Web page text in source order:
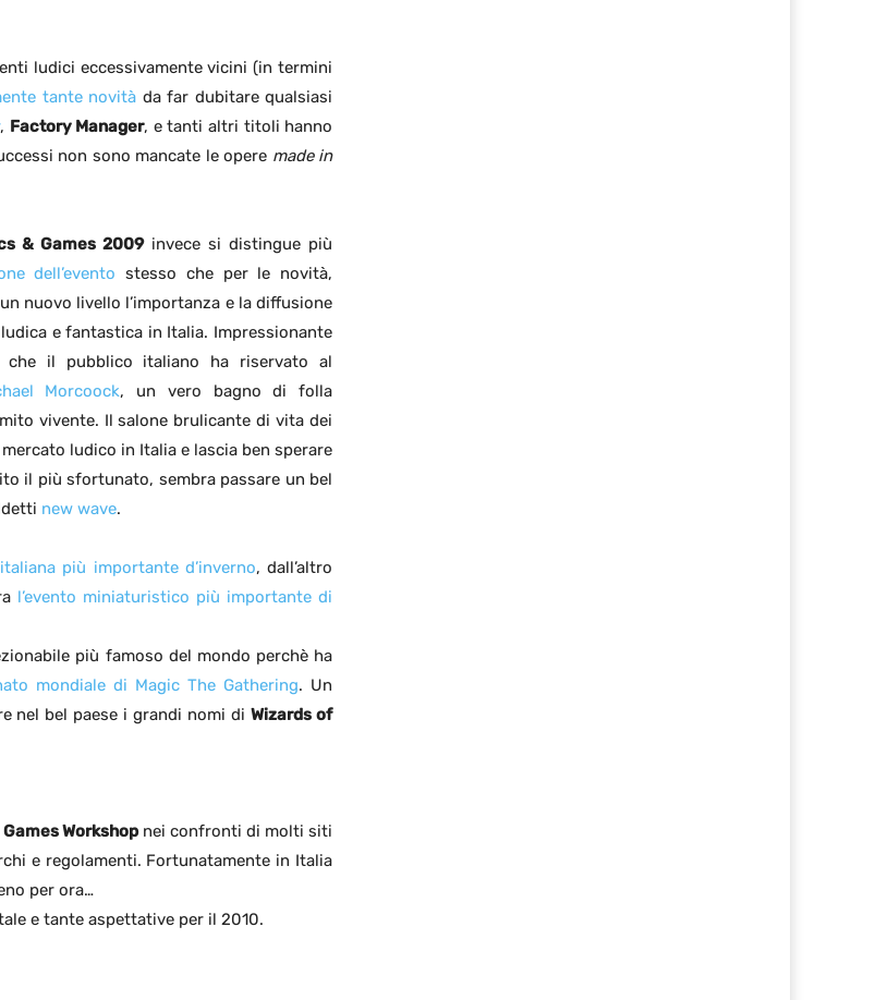
ludici eccessivamente vicini (in termini
tante novità da far dubitare qualsiasi
, Factory Manager, e tanti altri titoli hanno
non sono mancate le opere made in
& Games 2009invece si distingue più
dell’evento stesso che per le novità,
nuovo livello l’importanza e la diffusione
e fantastica in Italia. Impressionante
che il pubblico italiano ha riservato al
Morcoock, un vero bagno di folla
vivente. Il salone brulicante di vita dei
ludico in Italia e lascia ben sperare
il più sfortunato, sembra passare un bel
new wave.
più importante d’inverno, dall’altro
l’evento miniaturistico più importante di
più famoso del mondo perchè ha
mondiale di Magic The Gathering. Un
nel bel paese i grandi nomi diWizards of
Games Workshopnei confronti di molti siti
e regolamenti. Fortunatamente in Italia
per ora…
e tante aspettative per il 2010.